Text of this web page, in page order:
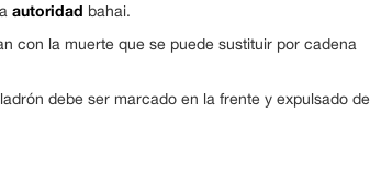
autoridad bahai.
con la muerte que se puede sustituir por cadena
debe ser marcado en la frente y expulsado de